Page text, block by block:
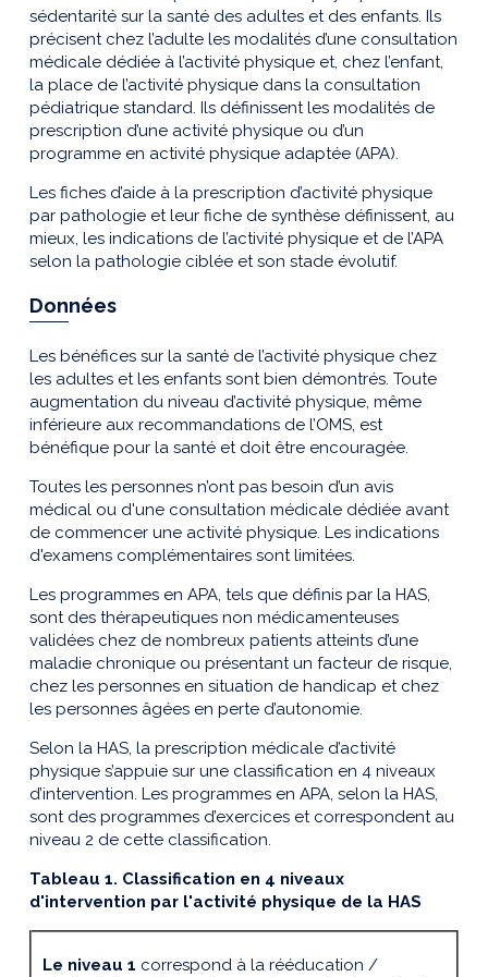
sédentarité sur la santé des adultes et des enfants. Ils
précisent chez l’adulte les modalités d’une consultation
médicale dédiée à l’activité physique et, chez l’enfant,
la place de l’activité physique dans la consultation
pédiatrique standard. Ils définissent les modalités de
prescription d’une activité physique ou d’un
programme en activité physique adaptée (APA).
Les fiches d’aide à la prescription d’activité physique
par pathologie et leur fiche de synthèse définissent, au
mieux, les indications de l’activité physique et de l’APA
selon la pathologie ciblée et son stade évolutif.
Données
Les bénéfices sur la santé de l’activité physique chez
les adultes et les enfants sont bien démontrés. Toute
augmentation du niveau d’activité physique, même
inférieure aux recommandations de l’OMS, est
bénéfique pour la santé et doit être encouragée.
Toutes les personnes n’ont pas besoin d’un avis
médical ou d'une consultation médicale dédiée avant
de commencer une activité physique. Les indications
d'examens complémentaires sont limitées.
Les programmes en APA, tels que définis par la HAS,
sont des thérapeutiques non médicamenteuses
validées chez de nombreux patients atteints d’une
maladie chronique ou présentant un facteur de risque,
chez les personnes en situation de handicap et chez
les personnes âgées en perte d’autonomie.
Selon la HAS, la prescription médicale d’activité
physique s’appuie sur une classification en 4 niveaux
d’intervention. Les programmes en APA, selon la HAS,
sont des programmes d’exercices et correspondent au
niveau 2 de cette classification.
Tableau 1. Classification en 4 niveaux
d'intervention par l'activité physique de la HAS
Le niveau 1 correspond à la rééducation /